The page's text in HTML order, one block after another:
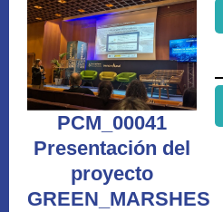
PCM_00041
Presentación del
proyecto
GREEN_MARSHES